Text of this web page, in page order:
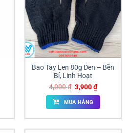
Bao Tay Len 80g Đen – Bền
Bỉ, Linh Hoạt
4,000₫ Giá
gốc
là:
4,000 ₫.
3,900₫Giá
hiện
tại
3,900 ₫.
MUA HÀNG